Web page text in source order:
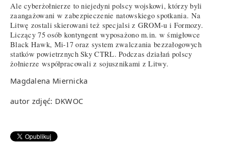
Ale cyberżołnierze to niejedyni polscy wojskowi, którzy byli
zaangażowani w zabezpieczenie natowskiego spotkania. Na
Litwę zostali skierowani też specjalsi z GROM-u i Formozy.
Liczący 75 osób kontyngent wyposażono m.in. w śmigłowce
Black Hawk, Mi-17 oraz system zwalczania bezzałogowych
statków powietrznych Sky CTRL. Podczas działań polscy
żołnierze współpracowali z sojusznikami z Litwy.
Magdalena Miernicka
autor zdjęć: DKWOC